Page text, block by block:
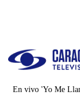
En vivo 'Yo Me